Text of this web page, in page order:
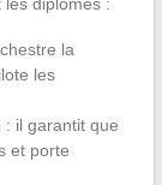
la
les
: il garantit que
et porte